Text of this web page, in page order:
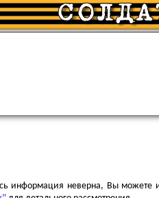
информация неверна, Вы